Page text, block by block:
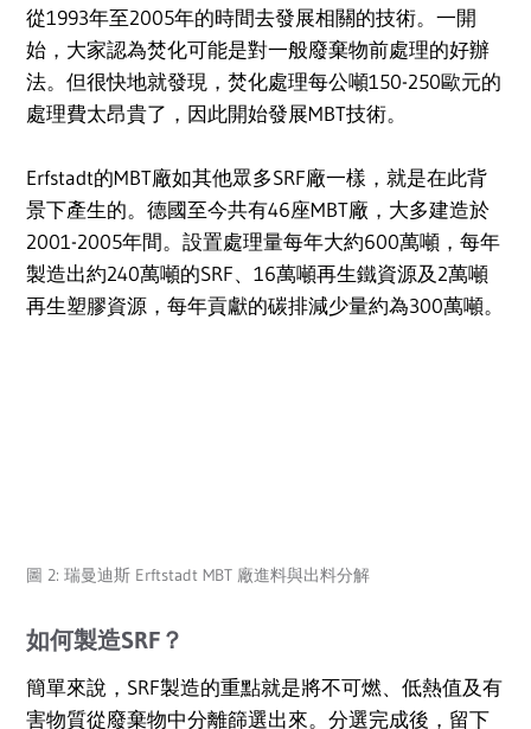
從1993年至2005年的時間去發展相關的技術。一開
始，大家認為焚化可能是對一般廢棄物前處理的好辦
法。但很快地就發現，焚化處理每公噸150-250歐元的
處理費太昂貴了，因此開始發展MBT技術。
Erfstadt的MBT廠如其他眾多SRF廠一樣，就是在此背
景下產生的。德國至今共有46座MBT廠，大多建造於
2001-2005年間。設置處理量每年大約600萬噸，每年
製造出約240萬噸的SRF、16萬噸再生鐵資源及2萬噸
再生塑膠資源，每年貢獻的碳排減少量約為300萬噸。
圖 2: 瑞曼迪斯 Erftstadt MBT 廠進料與出料分解
如何製造SRF？
簡單來說，SRF製造的重點就是將不可燃、低熱值及有
害物質從廢棄物中分離篩選出來。分選完成後，留下